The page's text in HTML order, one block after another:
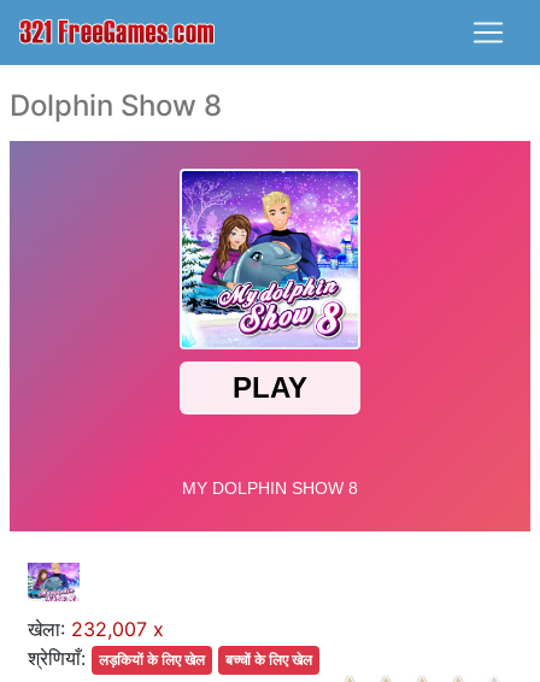
Dolphin Show 8
खेला: 232,007 x
श्रेणियाँ:
लड़कियों के लिए खेल बच्चों के लिए खेल